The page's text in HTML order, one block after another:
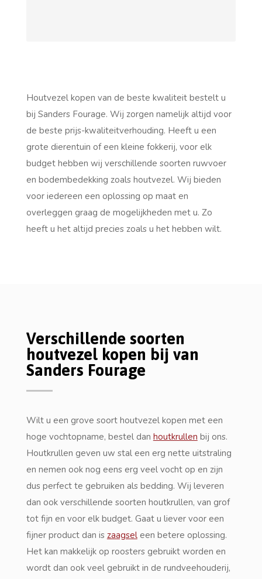
Houtvezel kopen van de beste kwaliteit bestelt u
bij Sanders Fourage. Wij zorgen namelijk altijd voor
de beste prijs-kwaliteitverhouding. Heeft u een
grote dierentuin of een kleine fokkerij, voor elk
budget hebben wij verschillende soorten ruwvoer
en bodembedekking zoals houtvezel. Wij bieden
voor iedereen een oplossing op maat en
overleggen graag de mogelijkheden met u. Zo
heeft u het altijd precies zoals u het hebben wilt.
Verschillende soorten
houtvezel kopen bij van
Sanders Fourage
Wilt u een grove soort houtvezel kopen met een
hoge vochtopname, bestel dan houtkrullen bij ons.
Houtkrullen geven uw stal een erg nette uitstraling
en nemen ook nog eens erg veel vocht op en zijn
dus perfect te gebruiken als bedding. Wij leveren
dan ook verschillende soorten houtkrullen, van grof
tot fijn en voor elk budget. Gaat u liever voor een
fijner product dan is zaagseleen betere oplossing.
Het kan makkelijk op roosters gebruikt worden en
wordt dan ook veel gebruikt in de rundveehouderij,